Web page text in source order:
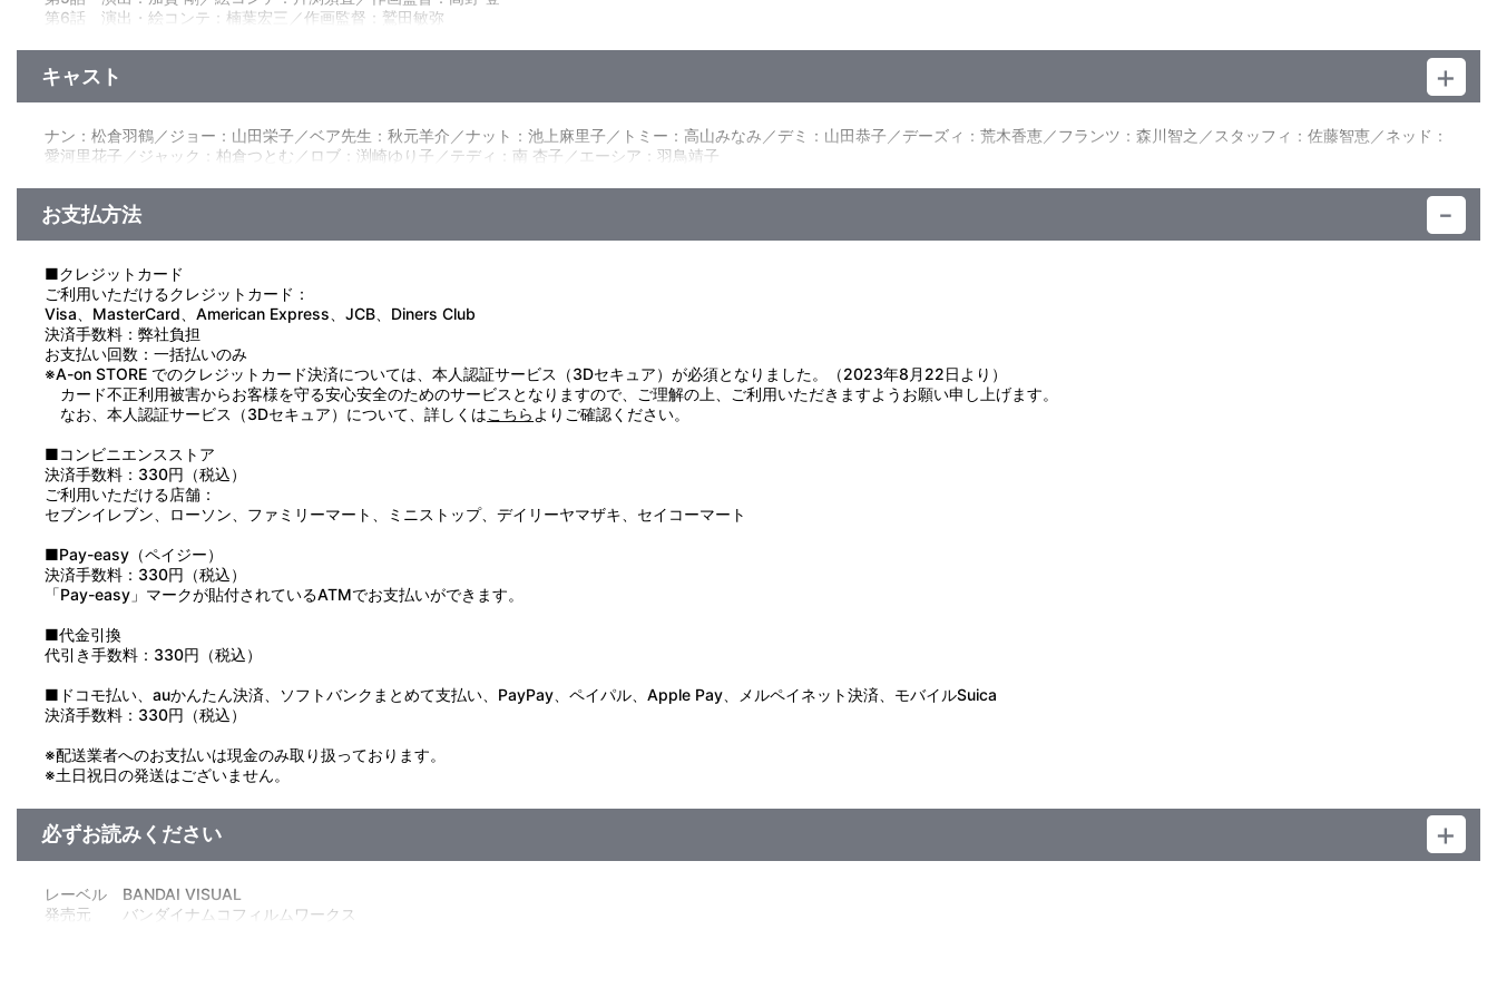
プラムフィールドでは、子供たちがそれぞれに義務と仕事を持っていた。その様子をうらやむナット。トミーはナットを誘って「トミーバングズ商会」を開く。それは鶏の卵探しを手伝ってもらう代
■第7話「僕はロビンソン・クルーソー」
みんなの励ましの中、読み書きの勉強に取り組むナット。そんなナットに、ナンは自分が好きな「ロビンソン・クルーソー」の本をプレゼントする。本の面白さに引きこまれたナットは、自力で最後
の夜、ジョーとベアに生まれて初めて書いた手紙を届ける…。
■第8話「はじめてのパンプキンパイ」
小さな台所を設置する。二人はそこでパンプキンパイを作ることになった。悪戦苦闘するナンとデーズィをよそに、パイの完成を持ちわびる男の子たち。ところが、パイ作りは大失敗。それでもナンと
デージィの心は、初めて一緒に遊べた喜びに満ちていた。
第6話 演出・絵コンテ：楠葉宏三／作画監督：鷲田敏弥
原作：ルイザ・メイ・オルコット（「第三若草物語」より）／製作：本橋浩一／企画：清水賢治、大橋益之助、佐藤昭司／脚本：島田 満／音楽：デービッド・シービルズ／キャラクターデザイン：佐
テレビ
キャスト
ナン：松倉羽鶴／ジョー：山田栄子／ベア先生：秋元羊介／ナット：池上麻里子／トミー：高山みなみ／デミ：山田恭子／デーズィ：荒木香恵／フランツ：森川智之／スタッフィ：佐藤智恵／ネッド：
愛河里花子／ジャック：柏倉つとむ／ロブ：渕崎ゆり子／テディ：南 杏子／エーシア：羽鳥靖子
お支払方法
■クレジットカード
ご利用いただけるクレジットカード：
Visa、MasterCard、American Express、JCB、Diners Club
決済手数料：弊社負担
お支払い回数：一括払いのみ
※A-on STORE でのクレジットカード決済については、本人認証サービス（3Dセキュア）が必須となりました。（2023年8月22日より）
カード不正利用被害からお客様を守る安心安全のためのサービスとなりますので、ご理解の上、ご利用いただきますようお願い申し上げます。
なお、本人認証サービス（3Dセキュア）について、詳しくはこちら よりご確認ください。
■コンビニエンスストア
決済手数料：330円（税込）
ご利用いただける店舗：
セブンイレブン、ローソン、ファミリーマート、ミニストップ、デイリーヤマザキ、セイコーマート
■Pay-easy（ペイジー）
決済手数料：330円（税込）
「Pay-easy」マークが貼付されているATMでお支払いができます。
■代金引換
代引き手数料：330円（税込）
■ドコモ払い、auかんたん決済、ソフトバンクまとめて支払い、PayPay、ペイパル、Apple Pay、メルペイネット決済、モバイルSuica
決済手数料：330円（税込）
※配送業者へのお支払いは現金のみ取り扱っております。
※土日祝日の発送はございません。
必ずお読みください
レーベル BANDAI VISUAL
発売元 バンダイナムコフィルムワークス